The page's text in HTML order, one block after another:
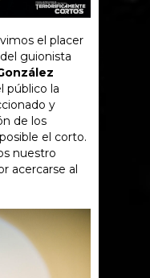
el placer
guionista
público la
y
de los
el corto.
nuestro
acercarse al